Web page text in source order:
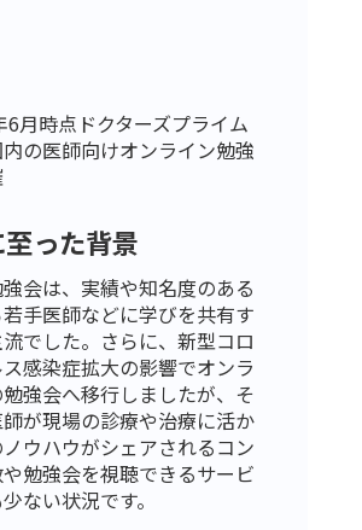
月時点ドクターズプライム
の医師向けオンライン勉強
った背景
会は、実績や知名度のある
手医師などに学びを共有す
でした。さらに、新型コロ
感染症拡大の影響でオンラ
強会へ移行しましたが、そ
が現場の診療や治療に活か
ウハウがシェアされるコン
勉強会を視聴できるサービ
ない状況です。